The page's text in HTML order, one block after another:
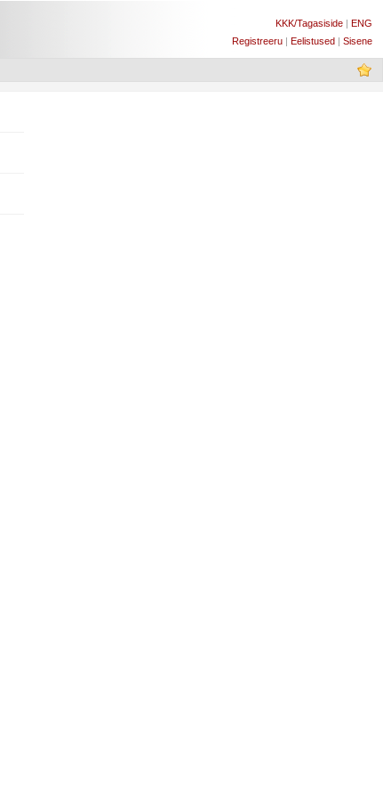
KKK/Tagasiside | ENG
Registreeru | Eelistused | Sisene